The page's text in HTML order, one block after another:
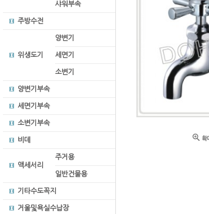
샤워부속
주방수전
위생도기
양변기
세면기
소변기
양변기부속
세면기부속
소변기부속
비데
액세서리
주거용
일반건물용
기타수도꼭지
거울및욕실수납장